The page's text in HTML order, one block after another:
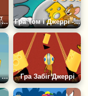
Гра Том і Джеррі: Сирний Ривок Гра Том і Джеррі - Битва за Їжу
Гра Том і Джеррі: Викрадач сиру Гра Забіг Джеррі